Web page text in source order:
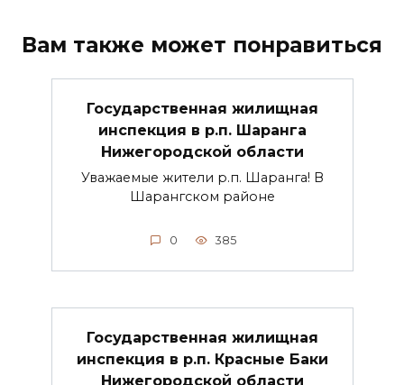
Вам также может понравиться
Государственная жилищная
инспекция в р.п. Шаранга
Нижегородской области
Уважаемые жители р.п. Шаранга! В
Шарангском районе
0 385
Государственная жилищная
инспекция в р.п. Красные Баки
Нижегородской области